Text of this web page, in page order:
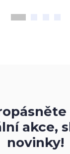
akce,
novinky!